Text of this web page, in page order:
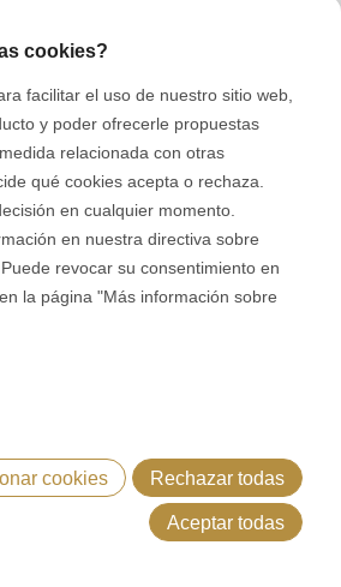
Line
cookies?
facilitar el uso de nuestro sitio web,
y poder ofrecerle propuestas
relacionada con otras
qué cookies acepta o rechaza.
en cualquier momento.
en nuestra directiva sobre
revocar su consentimiento en
la página "Más información sobre
cookies Rechazar todas
Aceptar todas